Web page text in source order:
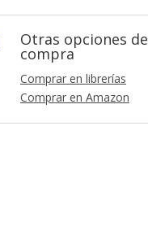
Otras opciones de
compra
Comprar en librerías
Comprar en Amazon